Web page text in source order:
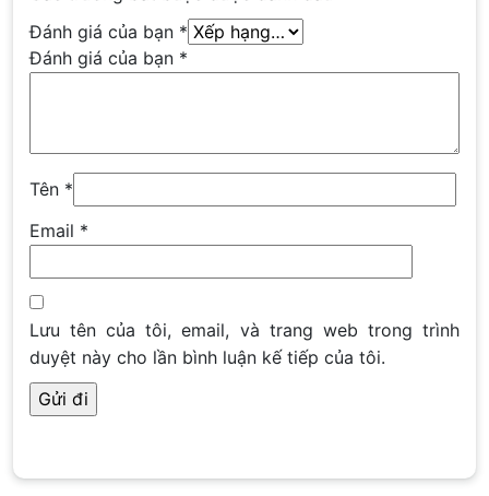
Đánh giá của bạn *
Đánh giá của bạn *
Tên *
Email *
Lưu tên của tôi, email, và trang web trong trình
duyệt này cho lần bình luận kế tiếp của tôi.